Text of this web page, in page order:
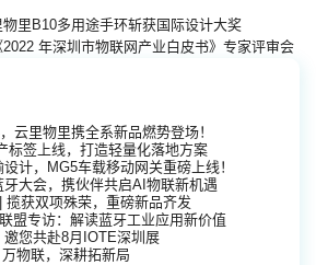
里B10多用途手环斩获国际设计大奖
年深圳市物联网产业白皮书》专家评审会
云里物里携全系新品燃势登场！
标签上线，打造轻量化落地方案
计，MG5车载移动网关重磅上线！
大会，携伙伴共启AI物联新机遇
揽获双项殊荣，重磅新品齐发
盟专访：解读蓝牙工业应用新价值
您共赴8月IOTE深圳展
物联，深耕拓新局